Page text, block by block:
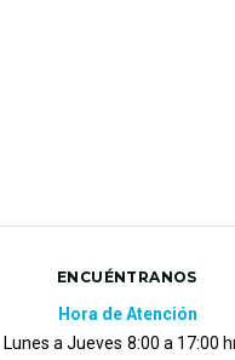
ENCUÉNTRANOS
Hora de Atención
Lunes a Jueves 8:00 a 17:00